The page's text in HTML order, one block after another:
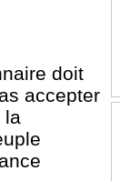
doit
accepter
la